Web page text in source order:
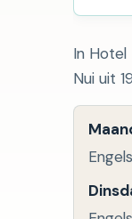
In Hotel
Nui uit